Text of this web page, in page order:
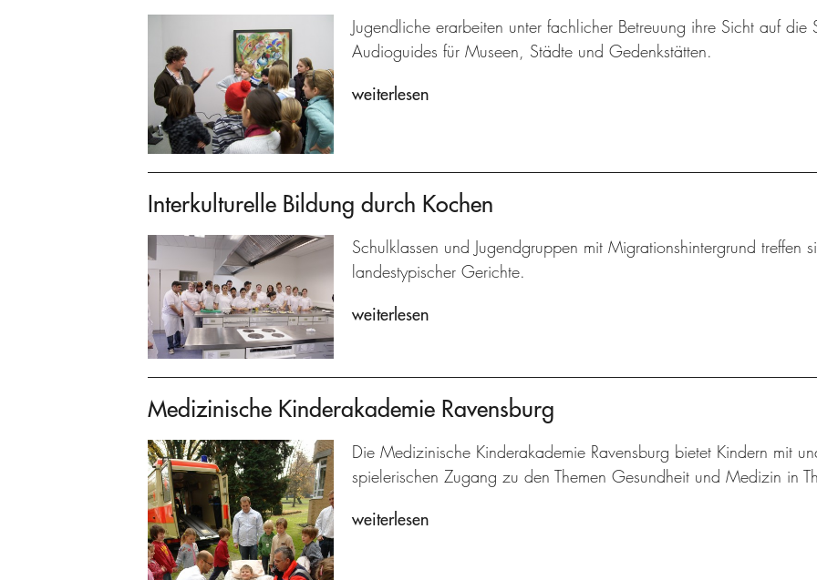
Jugendliche erarbeiten unter fachlicher Betreuung ihre Sicht auf
Audioguides für Museen, Städte und Gedenkstätten.
weiterlesen
Interkulturelle Bildung durch Kochen
Schulklassen und Jugendgruppen mit Migrationshintergrund treffen
landestypischer Gerichte.
weiterlesen
Medizinische Kinderakademie Ravensburg
Die Medizinische Kinderakademie Ravensburg bietet Kindern mit
spielerischen Zugang zu den Themen Gesundheit und Medizin in
weiterlesen